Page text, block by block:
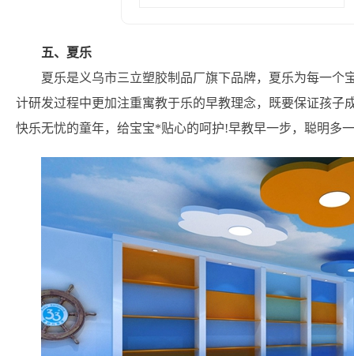
五、夏乐
夏乐是义乌市三立塑胶制品厂旗下品牌，夏乐为每一
计研发过程中更加注重寓教于乐的早教理念，既要保证孩子
快乐无忧的童年，给宝宝*贴心的呵护!早教早一步，聪明多